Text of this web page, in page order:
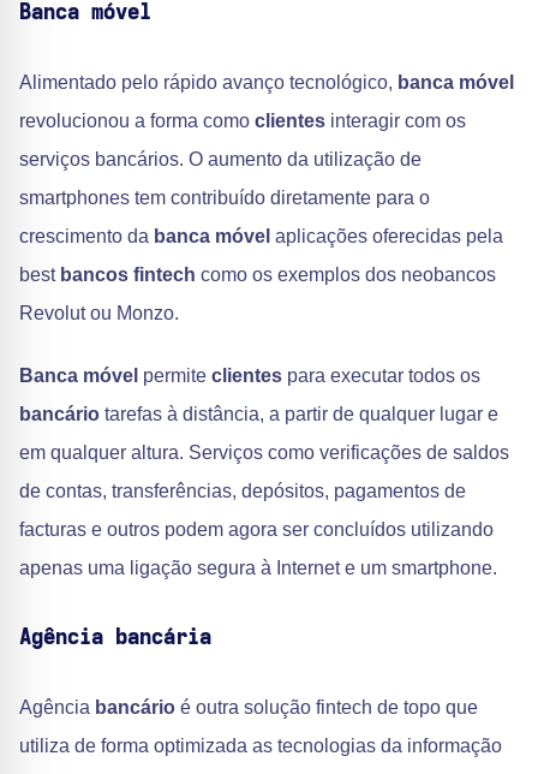
Banca móvel
Alimentado pelo rápido avanço tecnológico, banca móvel
revolucionou a forma como clientes interagir com os
serviços bancários. O aumento da utilização de
smartphones tem contribuído diretamente para o
crescimento da banca móvel aplicações oferecidas pela
best bancos fintech como os exemplos dos neobancos
Revolut ou Monzo.
Banca móvel permite clientes para executar todos os
bancário tarefas à distância, a partir de qualquer lugar e
em qualquer altura. Serviços como verificações de saldos
de contas, transferências, depósitos, pagamentos de
facturas e outros podem agora ser concluídos utilizando
apenas uma ligação segura à Internet e um smartphone.
Agência bancária
Agência bancário é outra solução fintech de topo que
utiliza de forma optimizada as tecnologias da informação